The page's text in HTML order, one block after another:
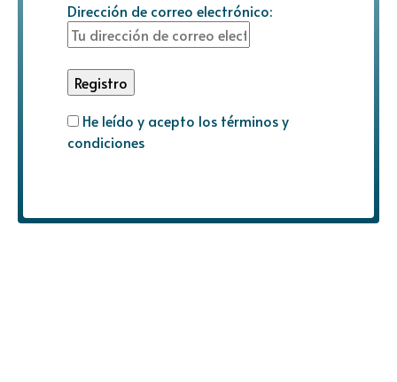
Dirección de correo electrónico:
He leído y acepto los términos y
condiciones